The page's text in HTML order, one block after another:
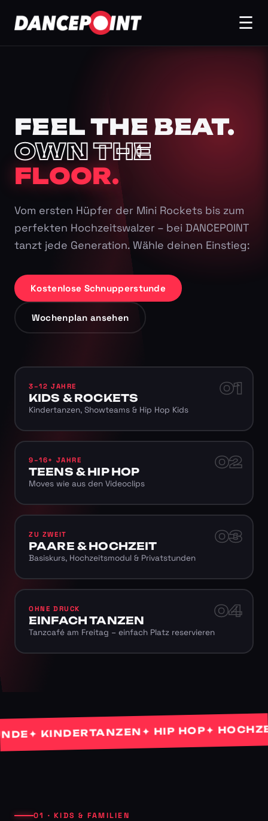
☰
FEEL THE BEAT.
OWN THE
FLOOR.
Vom ersten Hüpfer der Mini Rockets bis zum
perfekten Hochzeitswalzer – bei DANCEPOINT
tanzt jede Generation. Wähle deinen Einstieg:
Kostenlose Schnupperstunde
Wochenplan ansehen
01
3–12 JAHRE
KIDS & ROCKETS
Kindertanzen, Showteams & Hip Hop Kids
02
9–16+ JAHRE
TEENS & HIP HOP
Moves wie aus den Videoclips
03
ZU ZWEIT
PAARE & HOCHZEIT
Basiskurs, Hochzeitsmodul & Privatstunden
04
OHNE DRUCK
EINFACH TANZEN
Tanzcafé am Freitag – einfach Platz reservieren
✦ KINDERTANZEN✦ HIP HOP ✦
01 · KIDS & FAMILIEN